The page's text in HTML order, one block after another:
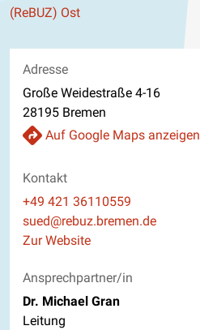
(ReBUZ) Ost
Adresse
Große Weidestraße 4-16
28195 Bremen
Auf Google Maps anzeigen
Kontakt
Telefon
+49 421 36110559
E-Mail
sued@rebuz.bremen.de
Website
Zur Website
Ansprechpartner/in
Dr. Michael Gran
Leitung